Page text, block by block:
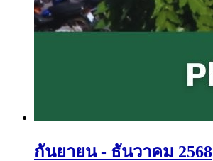
กันยายน - ธันวาคม 2568